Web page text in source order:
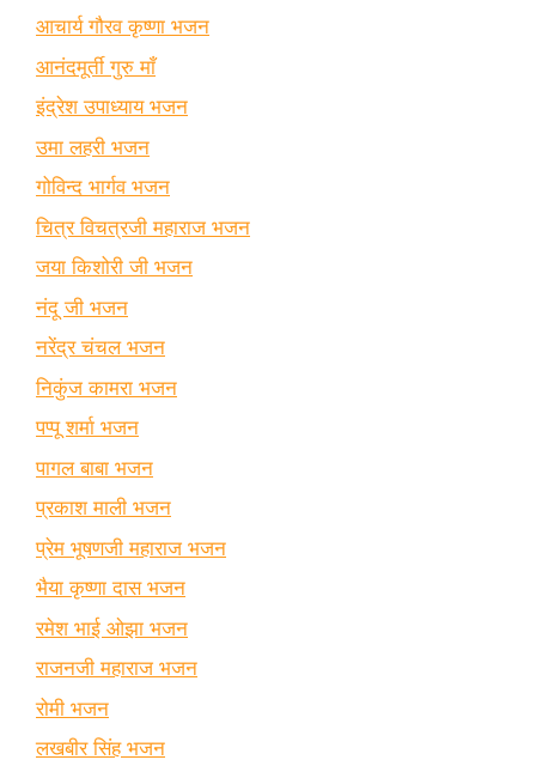
आचार्य गौरव कृष्णा भजन
आनंदमूर्ती गुरु माँ
इंद्रेश उपाध्याय भजन
उमा लहरी भजन
गोविन्द भार्गव भजन
चित्र विचत्रजी महाराज भजन
जया किशोरी जी भजन
नंदू जी भजन
नरेंद्र चंचल भजन
निकुंज कामरा भजन
पप्पू शर्मा भजन
पागल बाबा भजन
प्रकाश माली भजन
प्रेम भूषणजी महाराज भजन
भैया कृष्णा दास भजन
रमेश भाई ओझा भजन
राजनजी महाराज भजन
रोमी भजन
लखबीर सिंह भजन